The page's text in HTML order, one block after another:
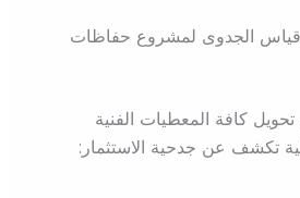
وقياس الجدوى لمشروع حفاظات
كافة المعطيات الفنية
تكشف عن جدحية الاستثمار: